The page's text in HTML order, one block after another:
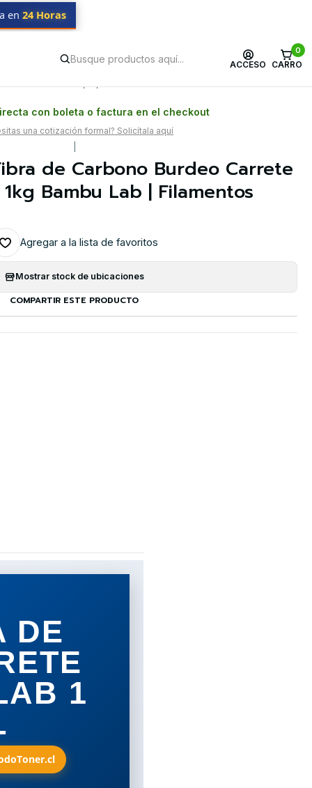
ACCESO
0
CARRO
en 24 Horas
1kg Bambu Lab | Filamentos
con boleta o factura en el checkout
una cotización formal? Solicítala aquí
de Carbono Burdeo Carrete
Bambu Lab | Filamentos
Agregar a la lista de favoritos
Mostrar stock de ubicaciones
COMPARTIR ESTE PRODUCTO
DE
1